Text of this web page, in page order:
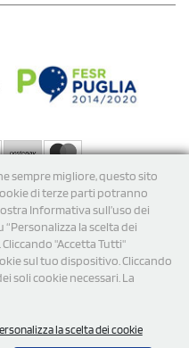
sempre migliore, questo sito
di terze parti potranno
Informativa sull’uso dei
la scelta dei
"Accetta Tutti"
sul tuo dispositivo. Cliccando
soli cookie necessari. La
la scelta dei cookie
Rea MI-2110632